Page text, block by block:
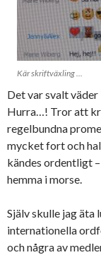
Kär skriftväxling ...
Det var svalt
Hurra…! Tror att
regelbundna
mycket fort och
kändes ordentligt
hemma i morse.
Själv skulle jag äta
internationella
och några av